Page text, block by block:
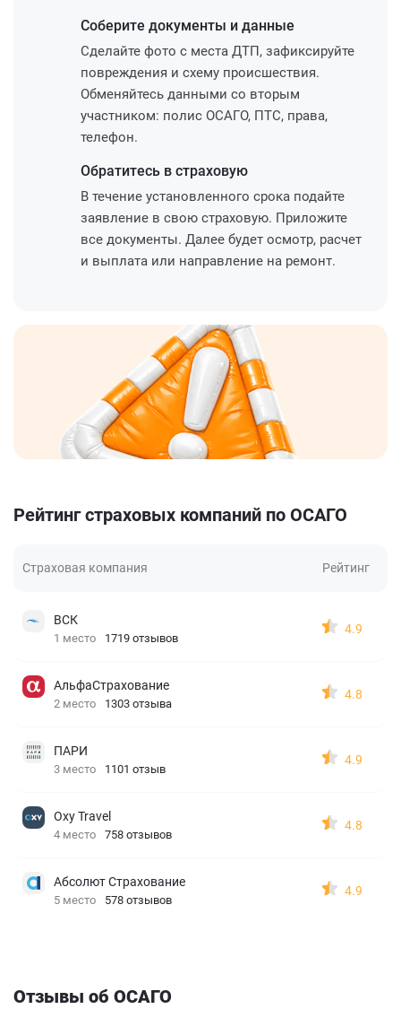
Соберите документы и данные
Сделайте фото с места ДТП, зафиксируйте
повреждения и схему происшествия.
Обменяйтесь данными со вторым
участником: полис ОСАГО, ПТС, права,
телефон.
Обратитесь в страховую
В течение установленного срока подайте
заявление в свою страховую. Приложите
все документы. Далее будет осмотр, расчет
и выплата или направление на ремонт.
Рейтинг страховых компаний по ОСАГО
Страховая компания Рейтинг
ВСК
1 место 1719 отзывов
4.9
АльфаСтрахование
2 место 1303 отзыва
4.8
ПАРИ
3 место 1101 отзыв
4.9
Oxy Travel
4 место 758 отзывов
4.8
Абсолют Страхование
5 место 578 отзывов
4.9
Отзывы об ОСАГО